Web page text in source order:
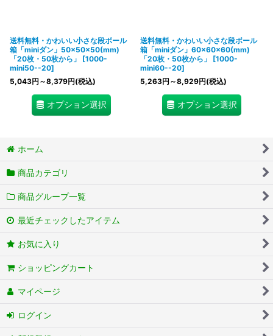
送料無料・かわいい小さな段ボール
箱「miniダン」50×50×50(mm)
「20枚・50枚から」
[1000-
mini50--20]
5,043円 ～8,379円(税込)
オプション選択
送料無料・かわいい小さな段ボール
箱「miniダン」60×60×60(mm)
「20枚・50枚から」
[1000-
mini60--20]
5,263円 ～8,929円(税込)
オプション選択
ホーム
商品カテゴリ
商品グループ一覧
最近チェックしたアイテム
お気に入り
ショッピングカート
マイページ
ログイン